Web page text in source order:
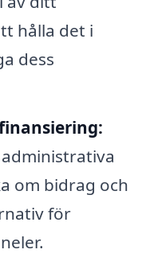
hålla det i
dess
om bidrag och
för